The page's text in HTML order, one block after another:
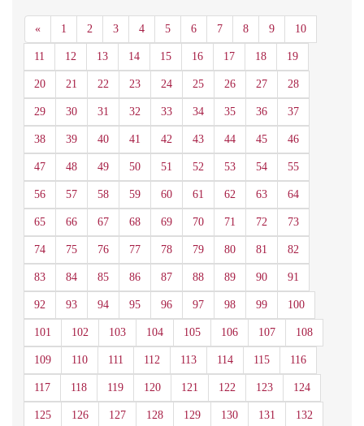
«Anterior
1 2 3 4 5 6 7 8 9 10
11 12 13 14 15 16 17 18 19
20 21 22 23 24 25 26 27 28
29 30 31 32 33 34 35 36 37
38 39 40 41 42 43 44 45 46
47 48 49 50 51 52 53 54 55
56 57 58 59 60 61 62 63 64
65 66 67 68 69 70 71 72 73
74 75 76 77 78 79 80 81 82
83 84 85 86 87 88 89 90 91
92 93 94 95 96 97 98 99 100
101 102 103 104 105 106 107 108
109 110 111 112 113 114 115 116
117 118 119 120 121 122 123 124
125 126 127 128 129 130 131 132